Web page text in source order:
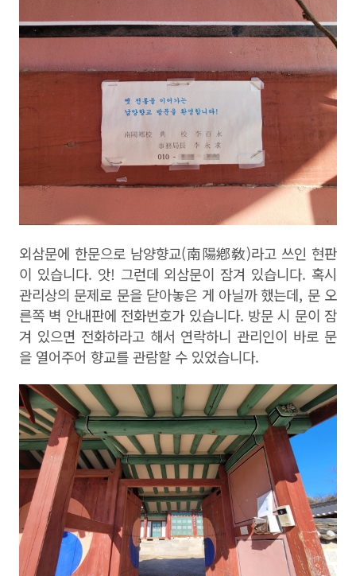
외삼문에 한문으로 남양향교(南陽鄕敎)라고 쓰인 현판
이 있습니다. 앗! 그런데 외삼문이 잠겨 있습니다. 혹시
관리상의 문제로 문을 닫아놓은 게 아닐까 했는데, 문 오
른쪽 벽 안내판에 전화번호가 있습니다. 방문 시 문이 잠
겨 있으면 전화하라고 해서 연락하니 관리인이 바로 문
을 열어주어 향교를 관람할 수 있었습니다.